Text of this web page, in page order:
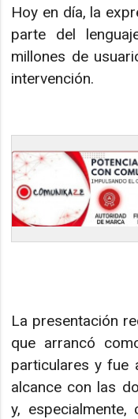
Hoy en día, la
parte del
millones de
intervención.
La presentación
que arrancó
particulares y fue
alcance con las
y,